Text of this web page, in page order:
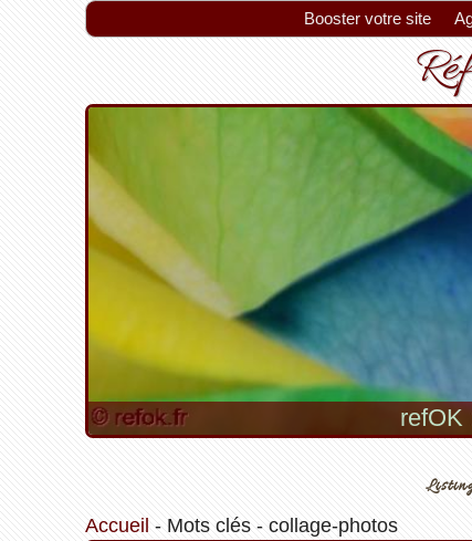
Booster votre site
refOK
Accueil - Mots clés- collage-photos